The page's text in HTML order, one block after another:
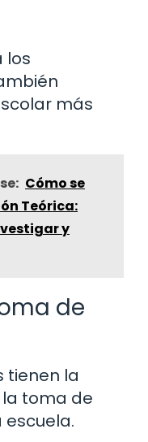
los
más
Cómo se
Teórica:
y
de
tienen la
toma de